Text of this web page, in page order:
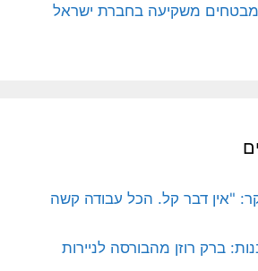
מבטחים משקיעה בחברת ישראל
"אין דבר קל. הכל עבודה קשה
ברק רוזן מהבורסה לניירות